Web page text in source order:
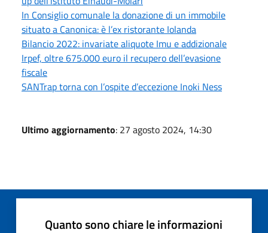
In Consiglio comunale la donazione di un immobile
situato a Canonica: è l’ex ristorante Iolanda
Bilancio 2022: invariate aliquote Imu e addizionale
Irpef, oltre 675.000 euro il recupero dell’evasione
fiscale
SANTrap torna con l’ospite d’eccezione Inoki Ness
Ultimo aggiornamento: 27 agosto 2024, 14:30
Quanto sono chiare le informazioni